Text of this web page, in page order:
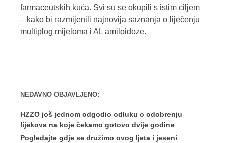
farmaceutskih kuća. Svi su se okupili s istim ciljem
– kako bi razmijenili najnovija saznanja o liječenju
multiplog mijeloma i AL amiloidoze.
NEDAVNO OBJAVLJENO:
HZZO još jednom odgodio odluku o odobrenju
lijekova na koje čekamo gotovo dvije godine
Pogledajte gdje se družimo ovog ljeta i jeseni